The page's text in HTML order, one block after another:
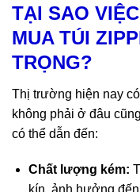
cả
TẠI SAO
MUA TÚI
TRỌNG?
Thị trường hiện nay
không phải ở đâu
có thể dẫn đến:
Chất lượng kém: